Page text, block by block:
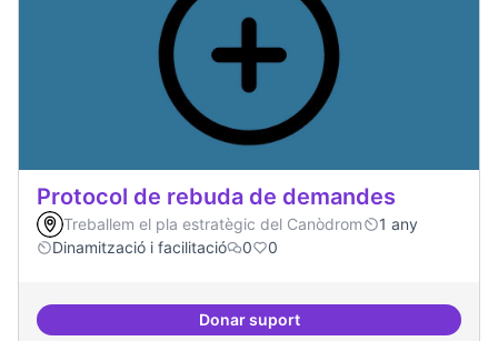
Protocol de rebuda de demandes
Treballem el pla estratègic del Canòdrom
1 any
Dinamització i facilitació
0 0
Donar suportProtocol de rebuda de demandes